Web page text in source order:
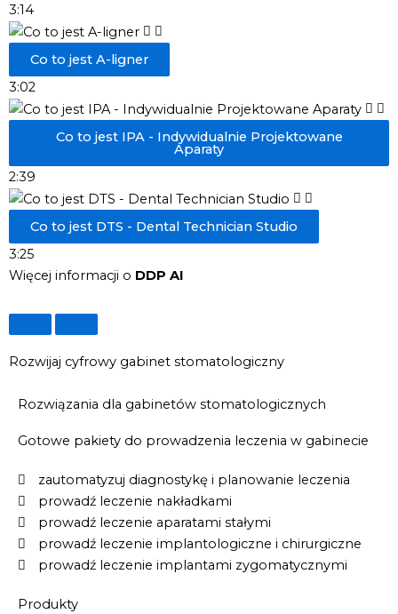
3:14
Co to jest A-ligner
3:02
Co to jest IPA - Indywidualnie Projektowane
Aparaty
2:39
Co to jest DTS - Dental Technician Studio
3:25
Więcej informacji o DDP AI
Rozwijaj cyfrowy gabinet stomatologiczny
Rozwiązania dla gabinetów stomatologicznych
Gotowe pakiety do prowadzenia leczenia w gabinecie
zautomatyzuj diagnostykę i planowanie leczenia
prowadź leczenie nakładkami
prowadź leczenie aparatami stałymi
prowadź leczenie implantologiczne i chirurgiczne
prowadź leczenie implantami zygomatycznymi
Produkty